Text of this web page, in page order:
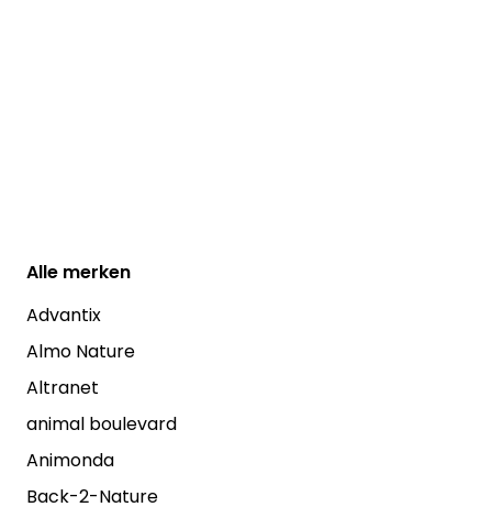
Alle merken
Advantix
Almo Nature
Altranet
animal boulevard
Animonda
Back-2-Nature